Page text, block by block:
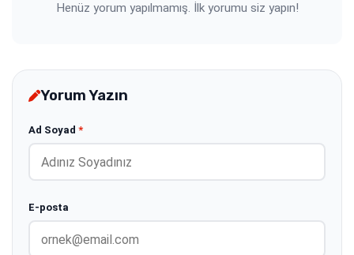
Henüz yorum yapılmamış. İlk yorumu siz yapın!
Yorum Yazın
Ad Soyad *
E-posta